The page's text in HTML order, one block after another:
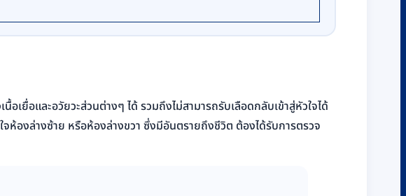
เยื่อและอวัยวะส่วนต่างๆ ได้ รวมถึงไม่สามารถรับเลือดกลับเข้าสู่หัวใจได้
ห้องล่างซ้าย หรือห้องล่างขวา ซึ่งมีอันตรายถึงชีวิต ต้องได้รับการตรวจ